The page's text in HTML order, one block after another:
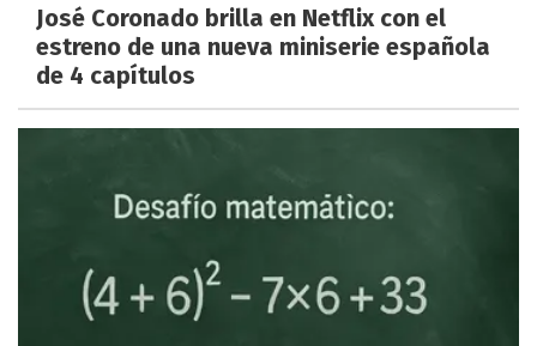
José Coronado brilla en Netflix con el
estreno de una nueva miniserie española
de 4 capítulos